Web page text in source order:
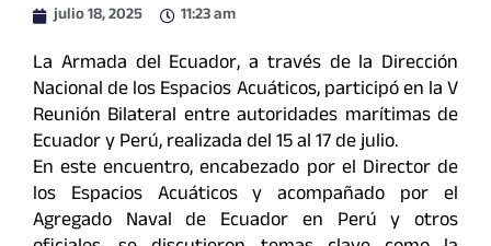
julio 18, 2025 11:23 am
La Armada del Ecuador, a través de la Dirección
Nacional de los Espacios Acuáticos, participó en la V
Reunión Bilateral entre autoridades marítimas de
Ecuador y Perú, realizada del 15 al 17 de julio.
En este encuentro, encabezado por el Director de
los Espacios Acuáticos y acompañado por el
Agregado Naval de Ecuador en Perú y otros